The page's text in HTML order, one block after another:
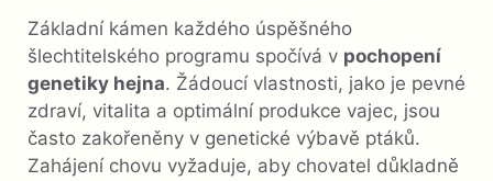
Základní kámen každého úspěšného
šlechtitelského programu spočívá v pochopení
genetiky hejna. Žádoucí vlastnosti, jako je pevné
zdraví, vitalita a optimální produkce vajec, jsou
často zakořeněny v genetické výbavě ptáků.
Zahájení chovu vyžaduje, aby chovatel důkladně